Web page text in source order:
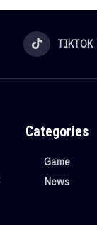
TIKTOK
Categories
Game
News